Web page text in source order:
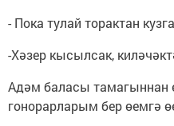
- Пока тулай торактан
-Хәзер кысылсак,
Адәм баласы тамагыннан
гонорарларым бер өемгә